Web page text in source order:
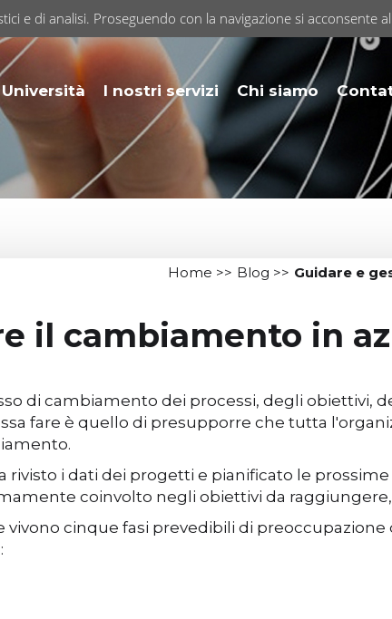
Università I nostri servizi Chi siamo
Guidare e
Blog >>
Home >>
il cambiamento in
di cambiamento dei processi, degli obiettivi,
fare è quello di presupporre che tutta
i dati dei progetti e pianificato le prossime
coinvolto negli obiettivi da
cinque fasi prevedibili di
e di analisi. Proseguendo con la navigazione si acconsente